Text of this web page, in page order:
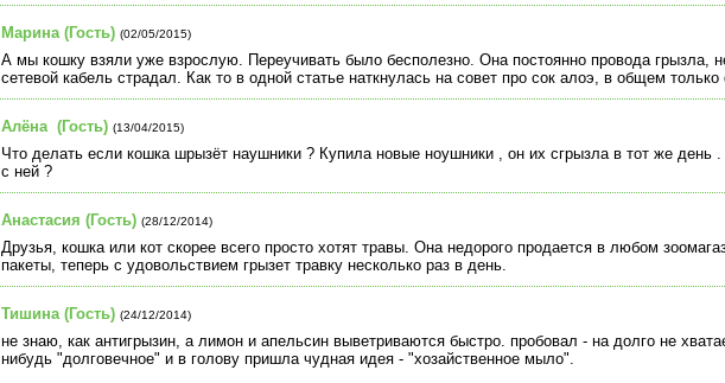
Марина (Гость) (02/05/2015)
А мы кошку взяли уже взрослую. Переучивать было бесполезно. Она постоянно провода грызла,
сетевой кабель страдал. Как то в одной статье наткнулась на совет про сок алоэ, в общем только
Алёна (Гость) (13/04/2015)
Что делать если кошка шрызёт наушники ? Купила новые ноушники , он их сгрызла в тот же
с ней ?
Анастасия (Гость) (28/12/2014)
Друзья, кошка или кот скорее всего просто хотят травы. Она недорого продается в любом
пакеты, теперь с удовольствием грызет травку несколько раз в день.
Тишина (Гость) (24/12/2014)
не знаю, как антигрызин, а лимон и апельсин выветриваются быстро. пробовал - на долго не
нибудь "долговечное" и в голову пришла чудная идея - "хозайственное мыло".